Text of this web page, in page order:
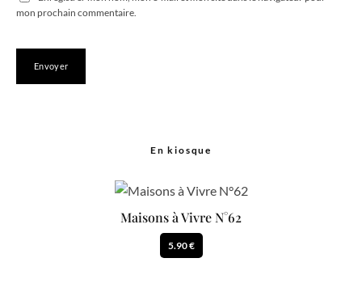
mon prochain commentaire.
En kiosque
Maisons à Vivre N°62
5.90 €